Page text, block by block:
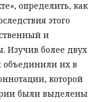
определить, как
этого
и
Изучив более двух
объединили их в
которой
были выделены